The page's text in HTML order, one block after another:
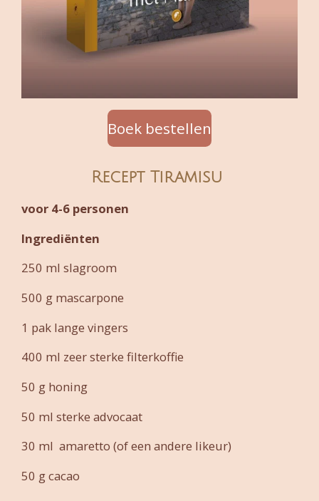
Boek bestellen
Recept Tiramisu
voor 4-6 personen
Ingrediënten
250 ml slagroom
500 g mascarpone
1 pak lange vingers
400 ml zeer sterke filterkoffie
50 g honing
50 ml sterke advocaat
30 ml amaretto (of een andere likeur)
50 g cacao